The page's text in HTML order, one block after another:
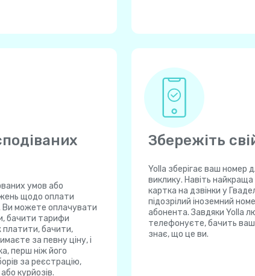
умов або
щодо оплати
Ви можете оплачувати
бачити тарифи
платити, бачити,
за певну ціну, і
перш ніж його
за реєстрацію,
курйозів.
Збережіть
Yolla зберігає ваш номер
виклику. Навіть
картка на дзвінки у
підозрілий іноземний
абонента. Завдяки Yolla
телефонуєте, бачить ваш
знає, що це ви.